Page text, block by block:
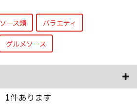
ソース類 バラエティ
グルメソース
1件あります